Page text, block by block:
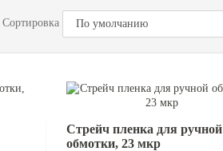
Сортировка
Стрейч пленка для ручной
обмотки, 23 мкр